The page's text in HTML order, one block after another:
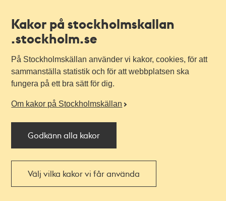
Kakor på stockholmskallan
.stockholm.se
På Stockholmskällan använder vi kakor, cookies, för att
sammanställa statistik och för att webbplatsen ska
fungera på ett bra sätt för dig.
Om kakor på Stockholmskällan
Godkänn alla kakor
Välj vilka kakor vi får använda